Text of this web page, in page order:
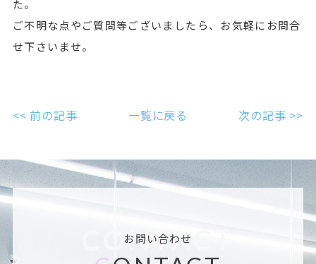
た。
ご不明な点やご質問等ございましたら、お気軽にお問合
せ下さいませ。
<< 前の記事 一覧に戻る 次の記事 >>
お問い合わせ
CONTACT